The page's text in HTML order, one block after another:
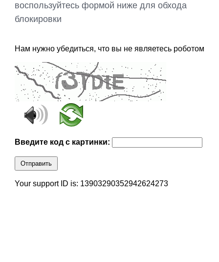
воспользуйтесь формой ниже для обхода
блокировки
Нам нужно убедиться, что вы не являетесь роботом
Введите код с картинки:
Отправить
Your support ID is: 13903290352942624273